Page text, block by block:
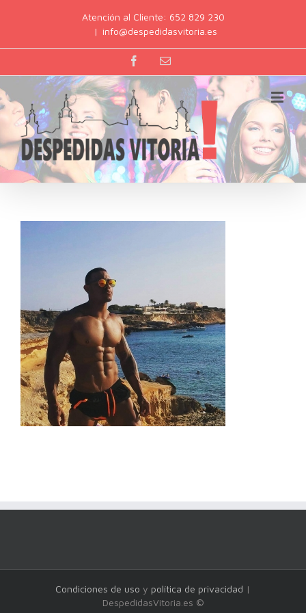
Atención al Cliente: 652 829 230
| info@despedidasvitoria.es
Condiciones de uso y política de privacidad |
DespedidasVitoria.es ©